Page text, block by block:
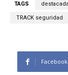
TAGS destacada
TRACK seguridad
Facebook